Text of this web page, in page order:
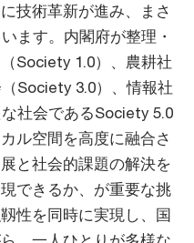
技術革新が進み、まさ
ます。内閣府が整理・
Society 1.0）、農耕社
Society 3.0）、情報社
社会であるSociety 5.0
ル空間を高度に融合さ
と社会的課題の解決を
できるか、が重要な挑
性を同時に実現し、国